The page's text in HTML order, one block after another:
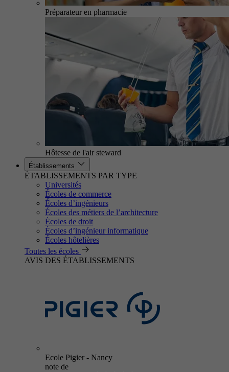
Préparateur en pharmacie
Hôtesse de l'air steward
Établissements
ÉTABLISSEMENTS PAR TYPE
Universités
Écoles de commerce
Écoles d’ingénieurs
Écoles des métiers de l’architecture
Écoles de droit
Écoles d’ingénieur informatique
Écoles hôtelières
Toutes les écoles
AVIS DES ÉTABLISSEMENTS
Ecole Pigier - Nancy
note de